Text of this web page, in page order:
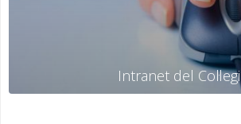
Intranet del Col·legi